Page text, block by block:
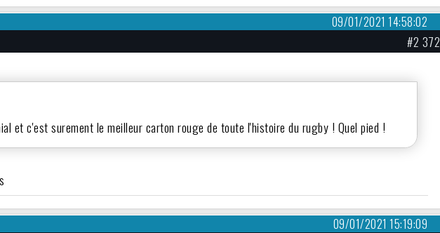
09/01/2021 14:58:02
#2 372
et c'est surement le meilleur carton rouge de toute l'histoire du rugby ! Quel pied !
09/01/2021 15:19:09